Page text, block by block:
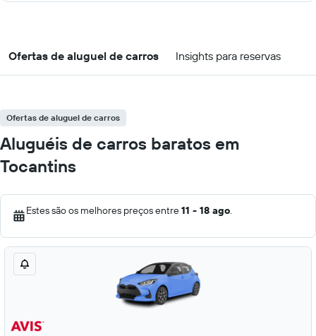
Ofertas de aluguel de carros Insights para reservas
Ofertas de aluguel de carros
Aluguéis de carros baratos em
Tocantins
Estes são os melhores preços entre11 - 18 ago.